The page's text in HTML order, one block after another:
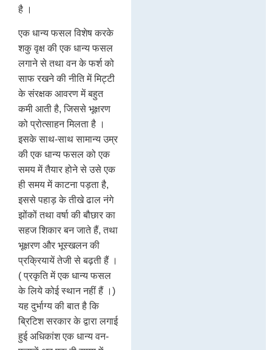
है ।
एक धान्य फसल विशेष करके
शकु वृक्ष की एक धान्य फसल
लगाने से तथा वन के फर्श को
साफ रखने की नीति में मिट्टी
के संरक्षक आवरण में बहुत
कमी आती है, जिससे भूक्षरण
को प्रोत्साहन मिलता है ।
इसके साथ-साथ सामान्य उम्र
की एक धान्य फसल को एक
समय में तैयार होने से उसे एक
ही समय में काटना पड़ता है,
इससे पहाड़ के तीखे ढाल नंगे
झोंकों तथा वर्षा की बौछार का
सहज शिकार बन जाते हैं, तथा
भूक्षरण और भूस्खलन की
प्रक्रियायें तेजी से बढ़ती हैं ।
( प्रकृति में एक धान्य फसल
के लिये कोई स्थान नहीं हैं ।)
यह दुर्भाग्य की बात है कि
ब्रिटिश सरकार के द्वारा लगाई
हुई अधिकांश एक धान्य वन-